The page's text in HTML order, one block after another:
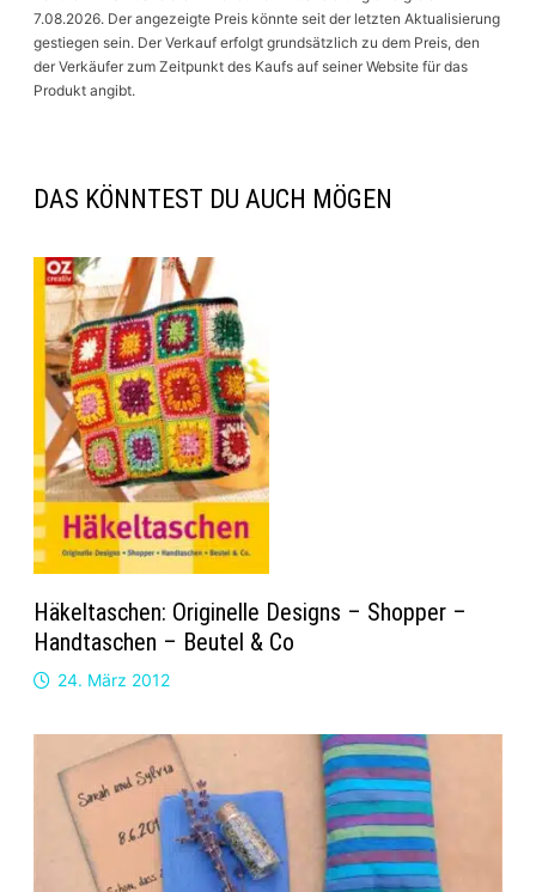
7.08.2026. Der angezeigte Preis könnte seit der letzten Aktualisierung
gestiegen sein. Der Verkauf erfolgt grundsätzlich zu dem Preis, den
der Verkäufer zum Zeitpunkt des Kaufs auf seiner Website für das
Produkt angibt.
DAS KÖNNTEST DU AUCH MÖGEN
Häkeltaschen: Originelle Designs – Shopper –
Handtaschen – Beutel & Co
24. März 2012